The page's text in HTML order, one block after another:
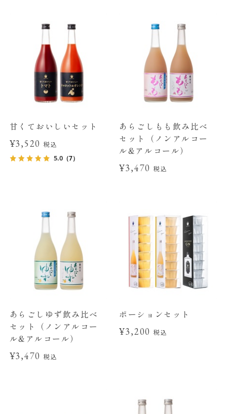
甘くておいしいセット
¥3,520税込
5.0（7）
あらごしもも飲み比べ
セット（ノンアルコー
ル&アルコール）
¥3,470 税込
あらごしゆず飲み比べ
セット（ノンアルコー
ル&アルコール）
¥3,470税込
ポーションセット
¥3,200 税込